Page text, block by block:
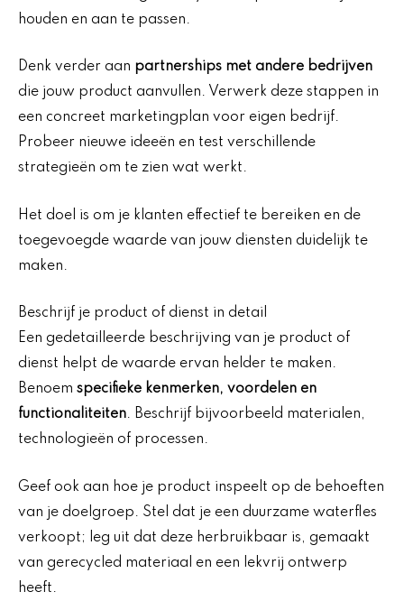
houden en aan te passen.
Denk verder aan partnerships met andere bedrijven
die jouw product aanvullen. Verwerk deze stappen in
een concreet marketingplan voor eigen bedrijf.
Probeer nieuwe ideeën en test verschillende
strategieën om te zien wat werkt.
Het doel is om je klanten effectief te bereiken en de
toegevoegde waarde van jouw diensten duidelijk te
maken.
Beschrijf je product of dienst in detail
Een gedetailleerde beschrijving van je product of
dienst helpt de waarde ervan helder te maken.
Benoem specifieke kenmerken, voordelen en
functionaliteiten. Beschrijf bijvoorbeeld materialen,
technologieën of processen.
Geef ook aan hoe je product inspeelt op de behoeften
van je doelgroep. Stel dat je een duurzame waterfles
verkoopt; leg uit dat deze herbruikbaar is, gemaakt
van gerecycled materiaal en een lekvrij ontwerp
heeft.